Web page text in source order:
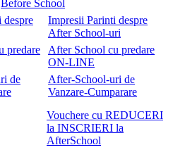
Before School
Impresii Parinti despre
After School-uri
After School cu predare
ON-LINE
After-School-uri de
Vanzare-Cumparare
Vouchere cu REDUCERI
la INSCRIERI la
AfterSchool